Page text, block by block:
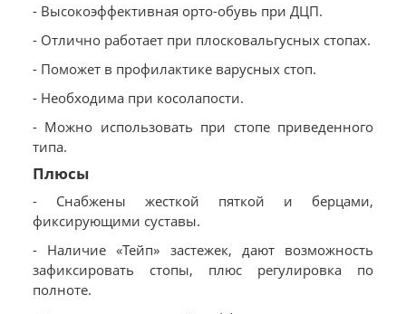
- Высокоэффективная орто-обувь при ДЦП.
- Отлично работает при плосковальгусных стопах.
- Поможет в профилактике варусных стоп.
- Необходима при косолапости.
- Можно использовать при стопе приведенного
типа.
Плюсы
- Снабжены жесткой пяткой и берцами,
фиксирующими суставы.
- Наличие «Тейп» застежек, дают возможность
зафиксировать стопы, плюс регулировка по
полноте.